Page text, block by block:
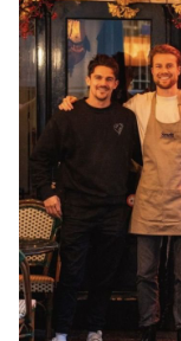
Nieuws
Agenda
Musea, theaters
Uitjes &
Studentenroutes
Natuurgebieden
Party pics
Eten